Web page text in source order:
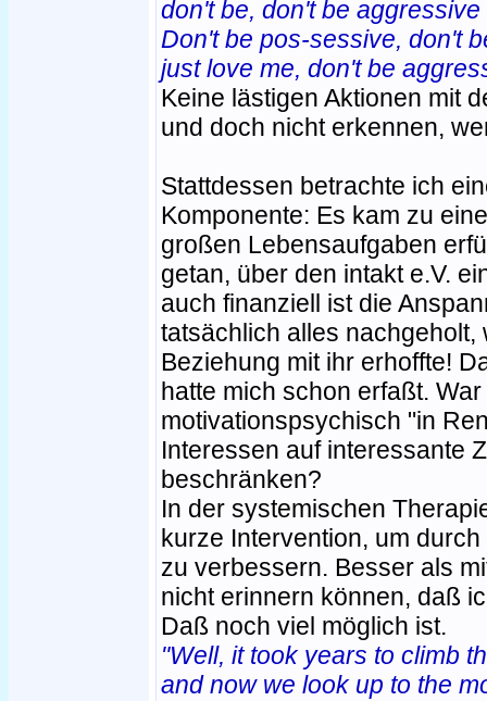
don't be, don't be aggressive
Don't be pos-sessive, don't
just love me, don't be
Keine lästigen Aktionen mit
und doch nicht erkennen,
Stattdessen betrachte ich
Komponente: Es kam zu
großen Lebensaufgaben
getan, über den intakt e.V.
auch finanziell ist die
tatsächlich alles nachgeholt,
Beziehung mit ihr erhoffte!
hatte mich schon erfaßt.
motivationspsychisch "in
Interessen auf interessante
beschränken?
In der systemischen
kurze Intervention, um
zu verbessern. Besser als
nicht erinnern können, daß
Daß noch viel möglich ist.
"Well, it took years to climb
and now we look up to the